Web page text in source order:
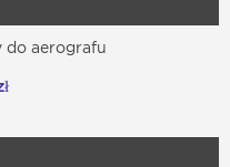
do aerografu